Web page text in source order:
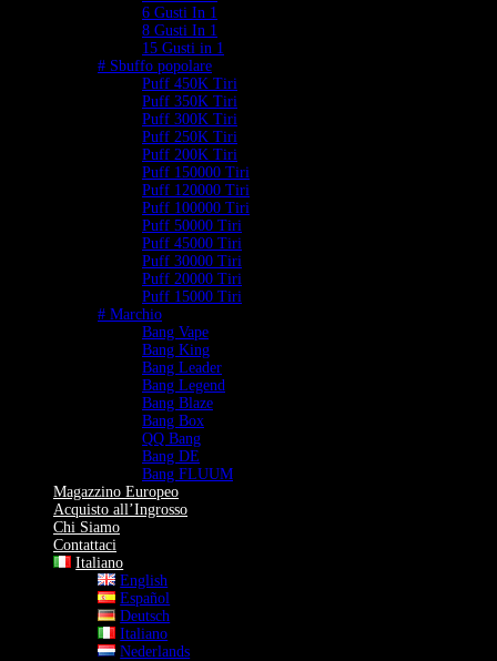
6 Gusti In 1
8 Gusti In 1
15 Gusti in 1
# Sbuffo popolare
Puff 450K Tiri
Puff 350K Tiri
Puff 300K Tiri
Puff 250K Tiri
Puff 200K Tiri
Puff 150000 Tiri
Puff 120000 Tiri
Puff 100000 Tiri
Puff 50000 Tiri
Puff 45000 Tiri
Puff 30000 Tiri
Puff 20000 Tiri
Puff 15000 Tiri
# Marchio
Bang Vape
Bang King
Bang Leader
Bang Legend
Bang Blaze
Bang Box
QQ Bang
Bang DE
Bang FLUUM
Magazzino Europeo
Acquisto all’Ingrosso
Chi Siamo
Contattaci
Italiano
English
Español
Deutsch
Italiano
Nederlands